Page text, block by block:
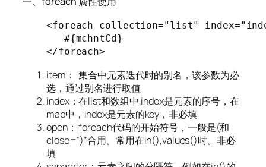
<foreach collection="list"
   #{mchntCd}
item： 集合中元素迭代时的别名，该参数为必
选，通过别名进行取值
index：在list和数组中,index是元素的序号，在
map中，index是元素的key，非必填
open： foreach代码的开始符号，一般是(和
close=”)”合用。常用在in(),values()时。非必
填